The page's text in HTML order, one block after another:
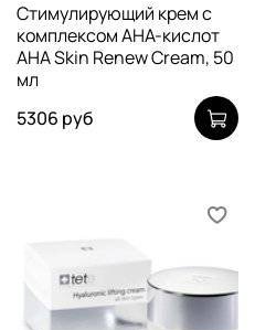
Стимулирующий крем с
комплексом AHA-кислот
AHA Skin Renew Cream, 50
мл
5306 руб